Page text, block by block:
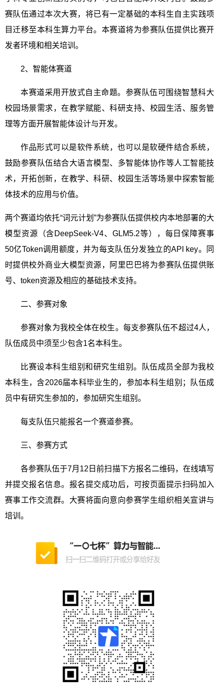
赛队伍通过本次大赛，将已有一定基础的本科生自主实践项
目迁移至本科生算力平台。本赛道将为参赛队伍提供比赛开
发者环境和相关培训。
2、智能体赛道
本赛道采用开放式自主命题。参赛队伍可围绕智慧科大
校园场景需求，在教学赋能、科研支持、校园生活、服务管
理等方面开展智能体设计与开发。
作品形式可以是软件系统，也可以是软硬件结合系统，
鼓励参赛队伍结合大语言模型、多智能体协作等人工智能技
术，开拓创新，在教学、科研、校园生活等场景中探索智能
体技术的应用与价值。
两个赛道均依托“词元计划”为参赛队伍提供校内本地部署的大
模型资源（含DeepSeek-V4、GLM5.2等），每日保障赛事
50亿Token调用额度，并为每支队伍分发独立的API key。同
时提供校外商业大模型资源，
阿里巴巴将为参赛队伍提供账
号、 token资源及相应的基础技术支持。
二、参赛对象
参赛对象为我校全体在校生。每支参赛队伍不超过4人，
队伍成员中须至少包含1名本科生。
比赛设本科生组别和研究生组别。队伍成员全部为我校
本科生，含2026届本科毕业生的，参加本科生组别；队伍成
员中有研究生参加的，参加研究生组别。
每支队伍只能报名一个赛道参赛。
三、参赛方式
各参赛队伍于7月 12 日前扫描下方报名二维码，在线填写
并提交报名信息。报名提交成功后，可按页面提示扫码加入
赛事工作交流群。大赛将面向意向参赛学生组织相关宣讲与
培训。